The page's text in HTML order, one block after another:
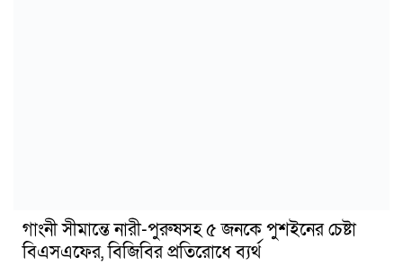
গাংনী সীমান্তে নারী-পুরুষসহ ৫ জনকে পুশইনের চেষ্টা
বিএসএফের, বিজিবির প্রতিরোধে ব্যর্থ